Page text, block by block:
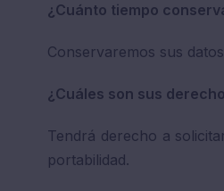
¿Cuánto tiempo
Conservaremos sus
¿Cuáles son sus
Tendrá derecho a
portabilidad.